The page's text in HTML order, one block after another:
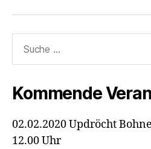
nach:
Kommende
02.02.2020 Updröcht
12.00 Uhr